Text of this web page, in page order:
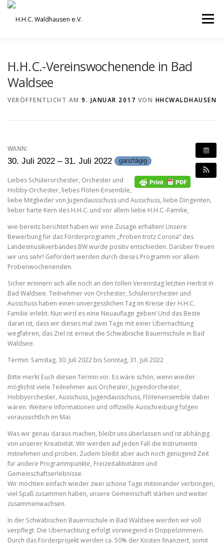
Zum
springen
Menü
ORCHESTER UND ENSEMBLES
H.H.C.-Vereinswochenende in Bad
Waldsee
VERÖFFENTLICHT AM 9. JANUAR 2017 VON HHCWALDHAUSEN
WANN:
30. Juli 2022 – 31. Juli 2022 ganztägig
Liebes Schülerorchester, Orchester und
Hobby-Orchester, liebes Flöten-Ensemble,
liebe Mitglieder von Jugendausschuss und Ausschuss, liebe Dirigenten,
lieber harte Kern des H.H.C. und vor allem liebe H.H.C.-Familie,
wie bereits berichtet haben wir eine Zusage erhalten! Unsere
Bewerbung für das Förderprogramm „Proben trotz Corona“ des
Landesmusikverbandes BW wurde positiv entschieden. Darüber freuen
wir uns sehr! Gefördert werden durch dieses Programm vor allem
Probenwochenenden.
Sicher erinnern sich alle noch an den tollen Vereinstag letzten Herbst in
Bad Waldsee. Teilnehmer von Orchester, Schülerorchester und
Ausschuss haben einen unvergesslichen Tag im Kreise der H.H.C.
Familie erlebt. Nun wird es eine Neuauflage geben! Und das Beste
daran ist, dass wir dieses mal zwei Tage mit einer Übernachtung
wegfahren, das Ziel ist erneut die Schwäbische Bauernschule in Bad
Waldsee.
Termin: Samstag, 30. Juli 2022 bis Sonntag, 31. Juli 2022
Bitte merkt Euch diesen Termin vor. Es wäre schön, wenn wieder
möglichst viele Teilnehmer aus Orchester, Jugendorchester,
Hobbyorchester, Ausschuss, Jugendausschuss, Flötenensemble dabei
wären. Weitere Informationen und offizielle Ausschreibung folgen
voraussichtlich im Mai.
Was wir genau daraus machen, bleibt uns überlassen und ist abhängig
von unserer Kreativität. Wir werden auf jeden Fall die Instrumente
mitnehmen und proben. Zudem bleibt aber auch noch genügend Zeit
für andere Programmpunkte, Freizeitaktivitäten und
Gemeinschaftserlebnisse.
Wir möchten einfach wieder zwei schöne Tage miteinander verbringen,
viel Spaß zusammen haben, unsere Gemeinschaft stärken und weiter
zusammenwachsen.
In der Schwäbischen Bauernschule in Bad Waldsee werden wir voll
verpflegt. Die Übernachtung erfolgt vorwiegend in Doppelzimmern.
Durch das Förderprojekt werden ca. 50% der Kosten finanziert, somit